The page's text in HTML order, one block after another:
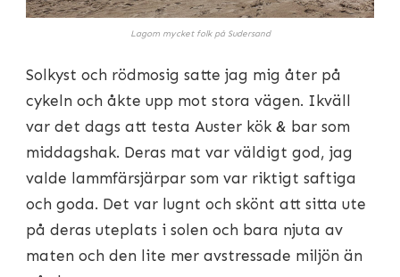
Lagom mycket folk på Sudersand
Solkyst och rödmosig satte jag mig åter på
cykeln och åkte upp mot stora vägen. Ikväll
var det dags att testa Auster kök & bar som
middagshak. Deras mat var väldigt god, jag
valde lammfärsjärpar som var riktigt saftiga
och goda. Det var lugnt och skönt att sitta ute
på deras uteplats i solen och bara njuta av
maten och den lite mer avstressade miljön än